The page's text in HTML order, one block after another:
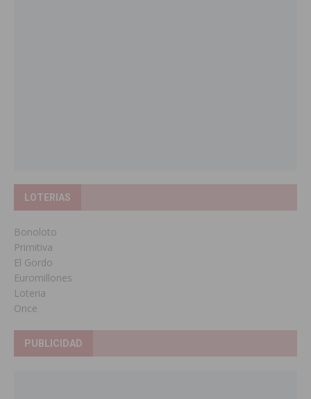
LOTERIAS
Bonoloto
Primitiva
El Gordo
Euromillones
Loteria
Once
PUBLICIDAD